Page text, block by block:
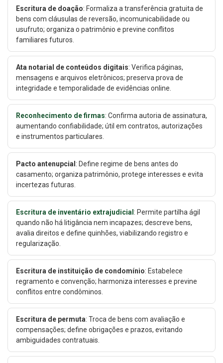
Escritura de doação: Formaliza a transferência gratuita de
bens com cláusulas de reversão, incomunicabilidade ou
usufruto; organiza o patrimônio e previne conflitos
familiares futuros.
Ata notarial de conteúdos digitais: Verifica páginas,
mensagens e arquivos eletrônicos; preserva prova de
integridade e temporalidade de evidências online.
Reconhecimento de firmas: Confirma autoria de assinatura,
aumentando confiabilidade; útil em contratos, autorizações
e instrumentos particulares.
Pacto antenupcial : Define regime de bens antes do
casamento; organiza patrimônio, protege interesses e evita
incertezas futuras.
Escritura de inventário extrajudicial : Permite partilha ágil
quando não há litigância nem incapazes; descreve bens,
avalia direitos e define quinhões, viabilizando registro e
regularização.
Escritura de instituição de condomínio: Estabelece
regramento e convenção; harmoniza interesses e previne
conflitos entre condôminos.
Escritura de permuta: Troca de bens com avaliação e
compensações; define obrigações e prazos, evitando
ambiguidades contratuais.